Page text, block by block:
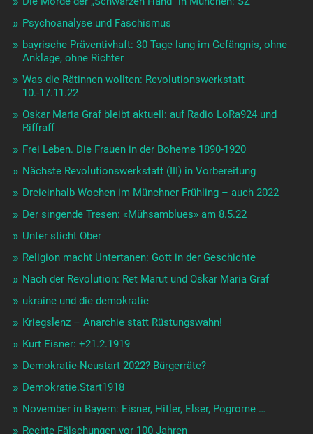
Psychoanalyse und Faschismus
bayrische Präventivhaft: 30 Tage lang im Gefängnis, ohne
Anklage, ohne Richter
Was die Rätinnen wollten: Revolutionswerkstatt
10.-17.11.22
Oskar Maria Graf bleibt aktuell: auf Radio LoRa924 und
Riffraff
Frei Leben. Die Frauen in der Boheme 1890-1920
Nächste Revolutionswerkstatt (III) in Vorbereitung
Dreieinhalb Wochen im Münchner Frühling – auch 2022
Der singende Tresen: «Mühsamblues» am 8.5.22
Unter sticht Ober
Religion macht Untertanen: Gott in der Geschichte
Nach der Revolution: Ret Marut und Oskar Maria Graf
ukraine und die demokratie
Kriegslenz – Anarchie statt Rüstungswahn!
Kurt Eisner: +21.2.1919
Demokratie-Neustart 2022? Bürgerräte?
Demokratie.Start1918
November in Bayern: Eisner, Hitler, Elser, Pogrome …
Rechte Fälschungen vor 100 Jahren